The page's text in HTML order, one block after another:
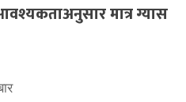
मात्र ग्यास